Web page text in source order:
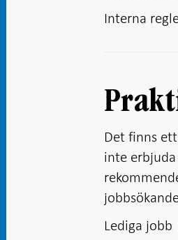
Interna
Det finns
inte
Lediga jobb